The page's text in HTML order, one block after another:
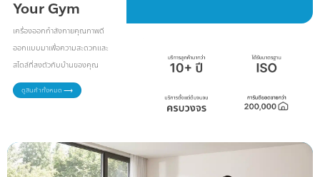
Your Gym
เครื่องออกกำลังกายคุณภาพดี
ออกแบบมาเพื่อความสะดวกและ
สไตล์ที่ลงตัวกับบ้านของคุณ
ดูสินค้าทั้งหมด ⟶